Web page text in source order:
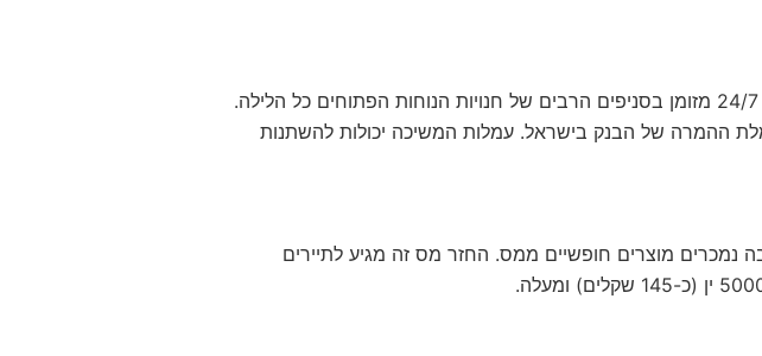
מכונות רבות למשיכת כספים מפוזרות בכל הערים הגדולות ביפן. ניתן למשוך 24/7 מזומן בסניפים הרבים של חנויות הנוחות הפתוחים כל הלילה.
משלמים עמלת משיכה של כ-%3+- בנוסף לעמלת ההמרה של הבנק בישראל. עמלות המשיכה יכולות להשתנות
נמכרים מוצרים חופשיים ממס. החזר מס זה מגיע לתיירים